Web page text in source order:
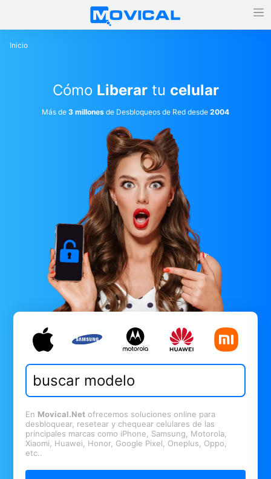
Inicio
Cómo Liberartu celular
Más de 3 millones de Desbloqueos de Red desde 2004
En Movical.Net ofrecemos soluciones online para
desbloquear, resetear y chequear celulares de las
principales marcas como iPhone, Samsung, Motorola,
Xiaomi, Huawei, Honor, Google Pixel, Oneplus, Oppo,
etc..